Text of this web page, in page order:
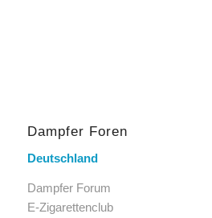
Dampfer Foren
Deutschland
Dampfer Forum
E-Zigarettenclub